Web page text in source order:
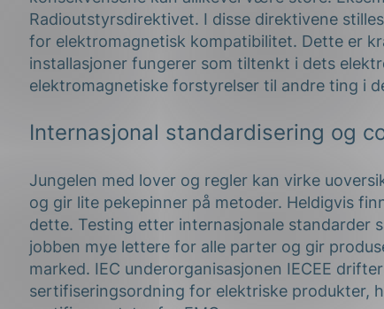
Radioutstyrsdirektivet. I disse direktivene
for elektromagnetisk kompatibilitet. Dette er
installasjoner fungerer som tiltenkt i dets
elektromagnetiske forstyrelser til andre ting i
Internasjonal standardisering og
Jungelen med lover og regler kan virke
og gir lite pekepinner på metoder. Heldigvis
dette. Testing etter internasjonale standarder
jobben mye lettere for alle parter og gir
marked. IEC underorganisasjonen IECEE
sertifiseringsordning for elektriske produkter,